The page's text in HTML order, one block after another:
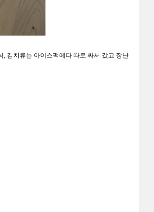
, 김치류는 아이스팩에다 따로 싸서 갔고 장난